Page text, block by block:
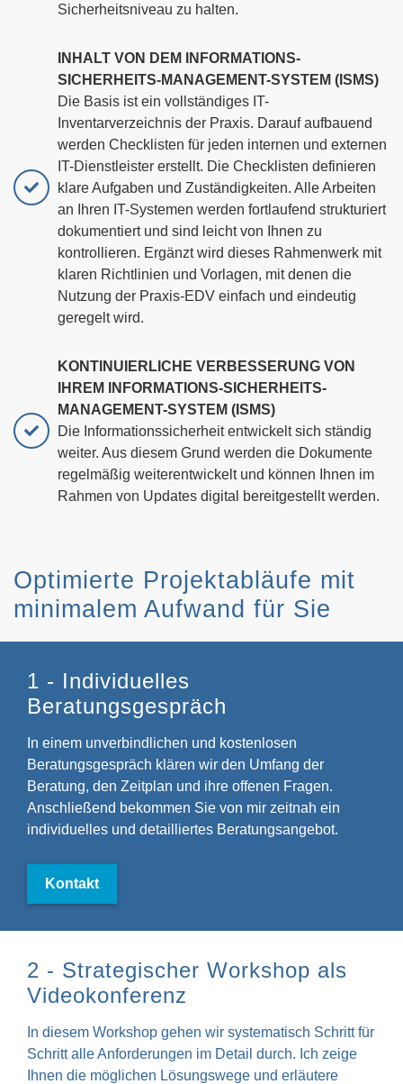
Sicherheitsniveau zu halten.
INHALT VON DEM INFORMATIONS-
SICHERHEITS-MANAGEMENT-SYSTEM (ISMS)
Die Basis ist ein vollständiges IT-
Inventarverzeichnis der Praxis. Darauf aufbauend
werden Checklisten für jeden internen und externen
IT-Dienstleister erstellt. Die Checklisten definieren
klare Aufgaben und Zuständigkeiten. Alle Arbeiten
an Ihren IT-Systemen werden fortlaufend strukturiert
dokumentiert und sind leicht von Ihnen zu
kontrollieren. Ergänzt wird dieses Rahmenwerk mit
klaren Richtlinien und Vorlagen, mit denen die
Nutzung der Praxis-EDV einfach und eindeutig
geregelt wird.
KONTINUIERLICHE VERBESSERUNG VON
IHREM INFORMATIONS-SICHERHEITS-
MANAGEMENT-SYSTEM (ISMS)
Die Informationssicherheit entwickelt sich ständig
weiter. Aus diesem Grund werden die Dokumente
regelmäßig weiterentwickelt und können Ihnen im
Rahmen von Updates digital bereitgestellt werden.
Optimierte Projektabläufe mit
minimalem Aufwand für Sie
1 - Individuelles
Beratungsgespräch
In einem unverbindlichen und kostenlosen
Beratungsgespräch klären wir den Umfang der
Beratung, den Zeitplan und ihre offenen Fragen.
Anschließend bekommen Sie von mir zeitnah ein
individuelles und detailliertes Beratungsangebot.
Kontakt
2 - Strategischer Workshop als
Videokonferenz
In diesem Workshop gehen wir systematisch Schritt für
Schritt alle Anforderungen im Detail durch. Ich zeige
Ihnen die möglichen Lösungswege und erläutere